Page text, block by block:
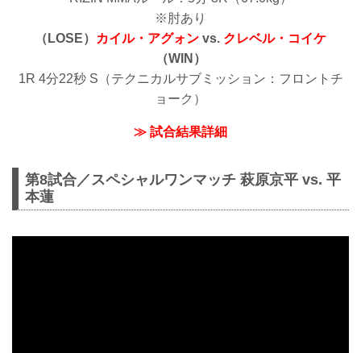
※肘あり
（LOSE）
カイル・アグォン vs. クレベル・コイケ
（WIN）
1R 4分22秒 S（テクニカルサブミッション：フロントチ
ョーク）
≫ 試合結果詳細
第8試合／スペシャルワンマッチ 萩原京平 vs. 平
本蓮